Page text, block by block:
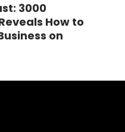
3000
How to
on